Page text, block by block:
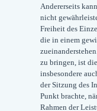
Andererseits
nicht
Freiheit des
die in einem
zu bringen, ist
insbesondere
der Sitzung des
Punkt brachte,
Rahmen der